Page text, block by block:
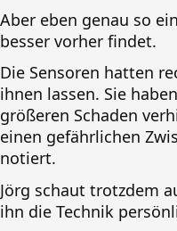
Aber eben genau so
besser vorher findet.
Die Sensoren hatten
ihnen lassen. Sie
größeren Schaden
einen gefährlichen
notiert.
Jörg schaut trotzdem
ihn die Technik